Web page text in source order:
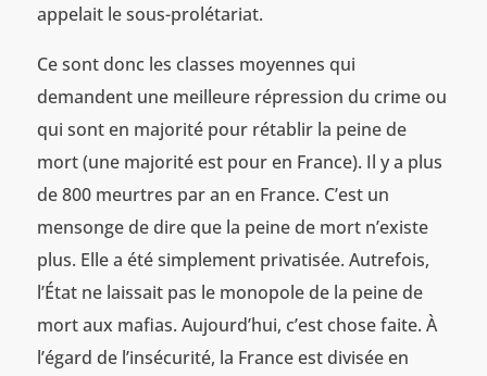
appelait le sous-prolétariat.
Ce sont donc les classes moyennes qui
demandent une meilleure répression du crime ou
qui sont en majorité pour rétablir la peine de
mort (une majorité est pour en France). Il y a plus
de 800 meurtres par an en France. C’est un
mensonge de dire que la peine de mort n’existe
plus. Elle a été simplement privatisée. Autrefois,
l’État ne laissait pas le monopole de la peine de
mort aux mafias. Aujourd’hui, c’est chose faite. À
l’égard de l’insécurité, la France est divisée en